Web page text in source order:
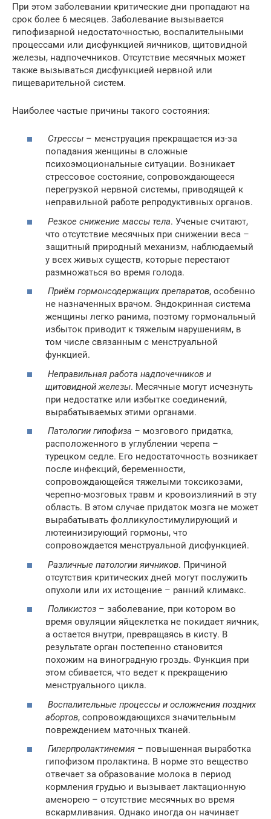
При этом заболевании критические дни пропадают на
срок более 6 месяцев. Заболевание вызывается
гипофизарной недостаточностью, воспалительными
процессами или дисфункцией яичников, щитовидной
железы, надпочечников. Отсутствие месячных может
также вызываться дисфункцией нервной или
пищеварительной систем.
Наиболее частые причины такого состояния:
Стрессы – менструация прекращается из-за
попадания женщины в сложные
психоэмоциональные ситуации. Возникает
стрессовое состояние, сопровождающееся
перегрузкой нервной системы, приводящей к
неправильной работе репродуктивных органов.
Резкое снижение массы тела. Ученые считают,
что отсутствие месячных при снижении веса –
защитный природный механизм, наблюдаемый
у всех живых существ, которые перестают
размножаться во время голода.
Приём гормонсодержащих препаратов, особенно
не назначенных врачом. Эндокринная система
женщины легко ранима, поэтому гормональный
избыток приводит к тяжелым нарушениям, в
том числе связанным с менструальной
функцией.
Неправильная работа надпочечников и
щитовидной железы. Месячные могут исчезнуть
при недостатке или избытке соединений,
вырабатываемых этими органами.
Патологии гипофиза – мозгового придатка,
расположенного в углублении черепа –
турецком седле. Его недостаточность возникает
после инфекций, беременности,
сопровождающейся тяжелыми токсикозами,
черепно-мозговых травм и кровоизлияний в эту
область. В этом случае придаток мозга не может
вырабатывать фолликулостимулирующий и
лютеинизирующий гормоны, что
сопровождается менструальной дисфункцией.
Различные патологии яичников. Причиной
отсутствия критических дней могут послужить
опухоли или их истощение – ранний климакс.
Поликистоз – заболевание, при котором во
время овуляции яйцеклетка не покидает яичник,
а остается внутри, превращаясь в кисту. В
результате орган постепенно становится
похожим на виноградную гроздь. Функция при
этом сбивается, что ведет к прекращению
менструального цикла.
Воспалительные процессы и осложнения поздних
абортов, сопровождающихся значительным
повреждением маточных тканей.
Гиперпролактинемия – повышенная выработка
гипофизом пролактина. В норме это вещество
отвечает за образование молока в период
кормления грудью и вызывает лактационную
аменорею – отсутствие месячных во время
вскармливания. Однако иногда он начинает